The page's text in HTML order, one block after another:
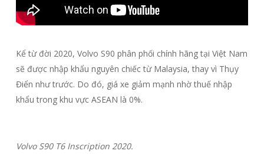
Kể từ đời 2020, Volvo S90 phân phối chính hãng tại Việt Nam
sẽ được nhập khẩu nguyên chiếc từ Malaysia, thay vì Thụy
Điển như trước. Do đó, giá xe giảm mạnh nhờ thuế nhập
khẩu trong khu vực ASEAN là 0%.
Volvo S90 T6 Inscription 2020.